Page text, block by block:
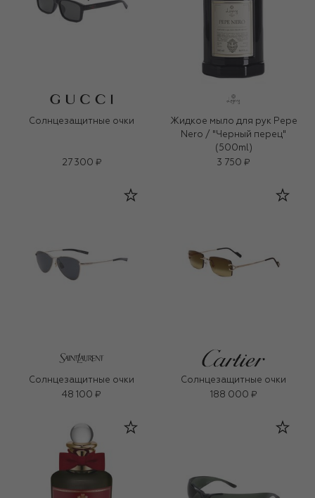
Солнцезащитные очки
27 300 ₽
Жидкое мыло для рук Pepe
Nero / "Черный перец"
(500ml)
3 750 ₽
Солнцезащитные очки
48 100 ₽
Солнцезащитные очки
188 000 ₽